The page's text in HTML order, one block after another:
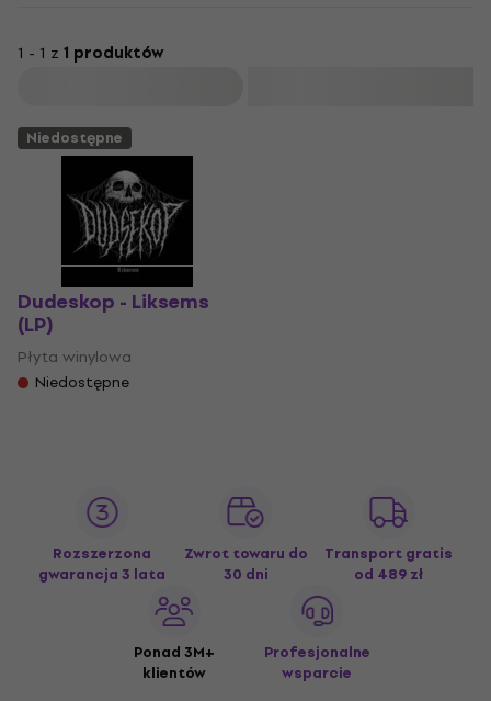
1 - 1 z 1 produktów
Niedostępne
Dudeskop - Liksems
(LP)
Płyta winylowa
Niedostępne
Rozszerzona
gwarancja 3 lata
Zwrot towaru do
30 dni
Transport gratis
od 489 zł
Ponad 3M+
klientów
Profesjonalne
wsparcie